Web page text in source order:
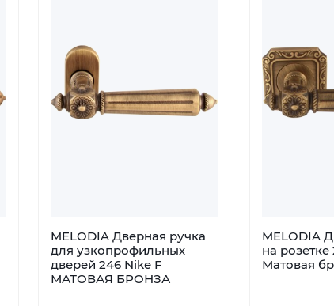
MELODIA Дверная ручка
для узкопрофильных
дверей 246 Nike F
МАТОВАЯ БРОНЗА
MELODIA
на розетке
Матовая